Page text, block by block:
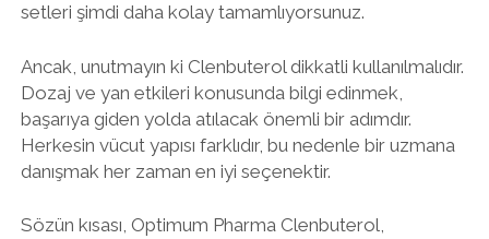
setleri şimdi daha kolay tamamlıyorsunuz.
Ancak, unutmayın ki Clenbuterol dikkatli kullanılmalıdır.
Dozaj ve yan etkileri konusunda bilgi edinmek,
başarıya giden yolda atılacak önemli bir adımdır.
Herkesin vücut yapısı farklıdır, bu nedenle bir uzmana
danışmak her zaman en iyi seçenektir.
Sözün kısası, Optimum Pharma Clenbuterol,